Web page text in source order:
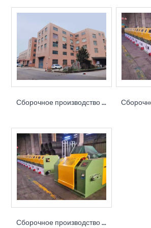
Сборочное производство волочильных станов
Сборочное производство волочильных станов